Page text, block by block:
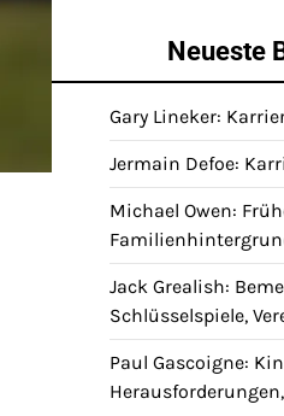
Neueste
Gary Lineker:
Jermain Defoe:
Michael Owen:
Jack Grealish:
Schlüsselspiele,
Paul Gascoigne: